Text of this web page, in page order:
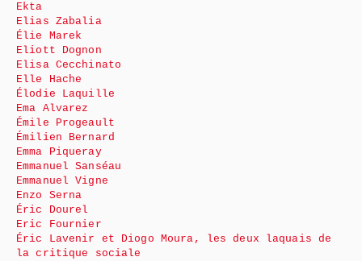
Ekta
Elias Zabalia
Élie Marek
Eliott Dognon
Elisa Cecchinato
Elle Hache
Élodie Laquille
Ema Alvarez
Émile Progeault
Émilien Bernard
Emma Piqueray
Emmanuel Sanséau
Emmanuel Vigne
Enzo Serna
Éric Dourel
Eric Fournier
Éric Lavenir et Diogo Moura, les deux laquais de
la critique sociale